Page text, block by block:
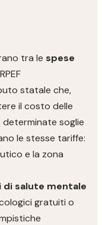
tra le spese
statale che,
il costo delle
determinate soglie
le stesse tariffe:
e la zona
di salute mentale
gratuiti o